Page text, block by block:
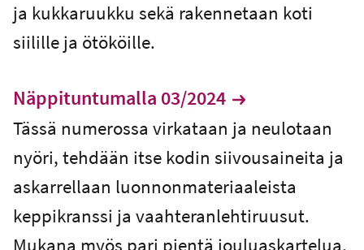
ja kukkaruukku sekä rakennetaan koti
siilille ja ötököille.
Näppituntumalla 03/2024
Tässä numerossa virkataan ja neulotaan
nyöri, tehdään itse kodin siivousaineita ja
askarrellaan luonnonmateriaaleista
keppikranssi ja vaahteranlehtiruusut.
Mukana myös pari pientä jouluaskartelua.